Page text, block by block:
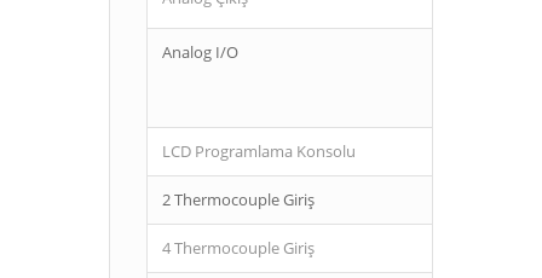
Analog I/O
LCD Programlama Konsolu
2 Thermocouple Giriş
4 Thermocouple Giriş